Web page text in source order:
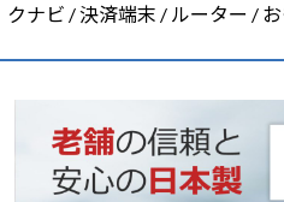
クナビ / 決済端末 / ルーター /